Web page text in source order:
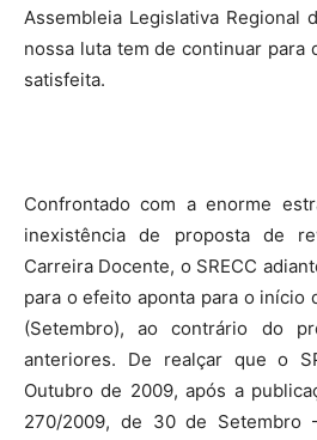
Assembleia Legislativa Regional
nossa luta tem de continuar para
satisfeita.
Confrontado com a enorme
inexistência de proposta de
Carreira Docente, o SRECC
para o efeito aponta para o início
(Setembro), ao contrário do
anteriores. De realçar que o
Outubro de 2009, após a
270/2009, de 30 de Setembro